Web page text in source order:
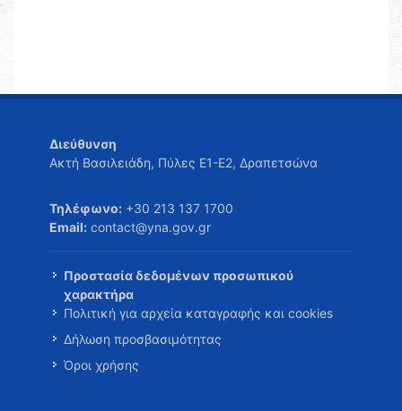
Διεύθυνση
Ακτή Βασιλειάδη, Πύλες Ε1-Ε2, Δραπετσώνα
Τηλέφωνο: +30 213 137 1700
Email: contact@yna.gov.gr
Προστασία δεδομένων προσωπικού
χαρακτήρα
Πολιτική για αρχεία καταγραφής και cookies
Δήλωση προσβασιμότητας
Όροι χρήσης